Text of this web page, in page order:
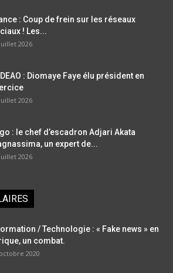
: Coup de frein sur les réseaux
! Les...
2026
: Diomaye Faye élu président en
2026
: le chef d’escadron Adjari Akata
un expert de...
2026
/ Technologie : « Fake news » en
un combat.
2020